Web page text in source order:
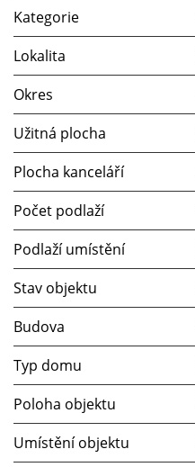
Kategorie
Lokalita
Okres
Užitná plocha
Plocha kanceláří
Počet podlaží
Podlaží umístění
Stav objektu
Budova
Typ domu
Poloha objektu
Umístění objektu